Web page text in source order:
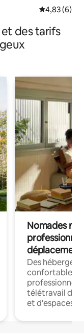
Évaluation
4,83 (6)
des tarifs
Nomades
déplacement
Des
confortables
professionnels
télétravail
et d'espaces